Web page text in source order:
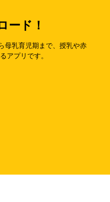
ード！
母乳育児期まで、授乳や赤
アプリです。